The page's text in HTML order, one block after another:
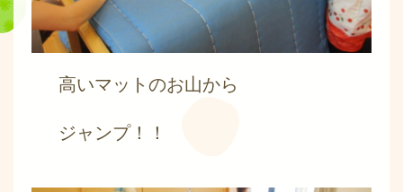
高いマットのお山から
ジャンプ！！